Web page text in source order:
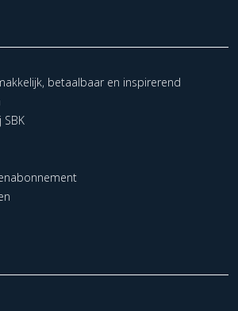
betaalbaar en inspirerend